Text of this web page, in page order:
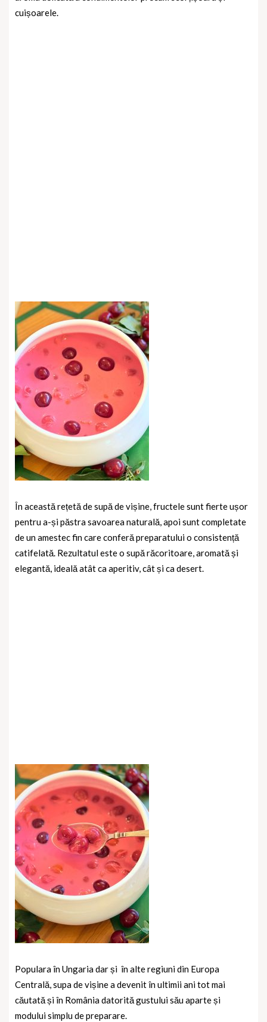
cuișoarele.
În această rețetă de supă de vișine, fructele sunt fierte ușor
pentru a-și păstra savoarea naturală, apoi sunt completate
de un amestec fin care conferă preparatului o consistență
catifelată. Rezultatul este o supă răcoritoare, aromată și
elegantă, ideală atât ca aperitiv, cât și ca desert.
Populara în Ungaria dar și în alte regiuni din Europa
Centrală, supa de vișine a devenit în ultimii ani tot mai
căutată și în România datorită gustului său aparte și
modului simplu de preparare.